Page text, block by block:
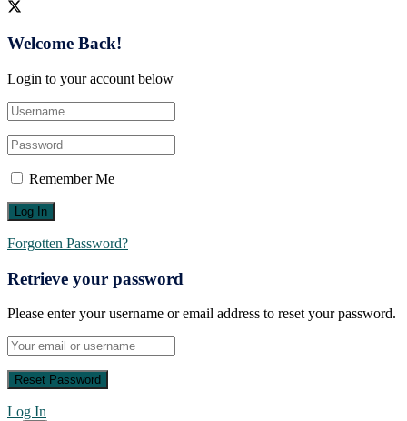
Welcome Back!
Login to your account below
Remember Me
Forgotten Password?
Retrieve your password
Please enter your username or email address to reset your password.
Log In